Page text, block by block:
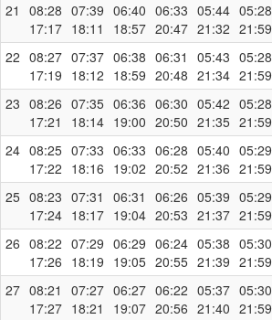
21
08:28
17:17
07:39
18:11
06:40
18:57
06:33
20:47
05:44
21:32
05:28
21:59
22 08:27
17:19
07:37
18:12
06:38
18:59
06:31
20:48
05:43
21:34
05:28
21:59
23 08:26
17:21
07:35
18:14
06:36
19:00
06:30
20:50
05:42
21:35
05:28
21:59
24 08:25
17:22
07:33
18:16
06:33
19:02
06:28
20:52
05:40
21:36
05:29
21:59
25 08:23
17:24
07:31
18:17
06:31
19:04
06:26
20:53
05:39
21:37
05:29
21:59
26 08:22
17:26
07:29
18:19
06:29
19:05
06:24
20:55
05:38
21:39
05:30
21:59
27 08:21
17:27
07:27
18:21
06:27
19:07
06:22
20:56
05:37
21:40
05:30
21:59